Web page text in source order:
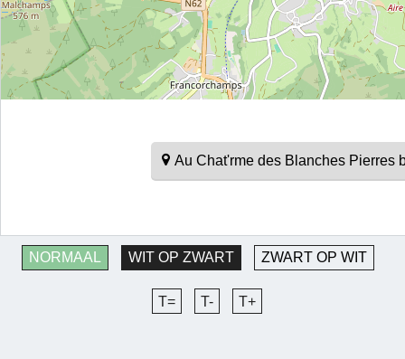
Au Chat'rme des Blanches Pierres
NORMAAL WIT OP ZWART ZWART OP WIT
T= T- T+